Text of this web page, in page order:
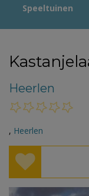
Speeltuinen
Heerlen
, Heerlen